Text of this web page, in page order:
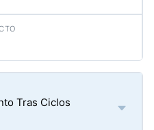
Tras Ciclos